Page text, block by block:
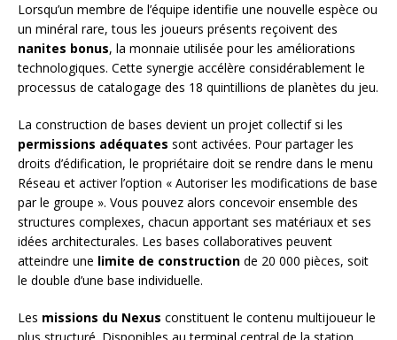
Lorsqu’un membre de l’équipe identifie une nouvelle espèce ou
un minéral rare, tous les joueurs présents reçoivent des
nanites bonus, la monnaie utilisée pour les améliorations
technologiques. Cette synergie accélère considérablement le
processus de catalogage des 18 quintillions de planètes du jeu.
La construction de bases devient un projet collectif si les
permissions adéquates sont activées. Pour partager les
droits d’édification, le propriétaire doit se rendre dans le menu
Réseau et activer l’option « Autoriser les modifications de base
par le groupe ». Vous pouvez alors concevoir ensemble des
structures complexes, chacun apportant ses matériaux et ses
idées architecturales. Les bases collaboratives peuvent
atteindre une limite de construction de 20 000 pièces, soit
le double d’une base individuelle.
Les missions du Nexus constituent le contenu multijoueur le